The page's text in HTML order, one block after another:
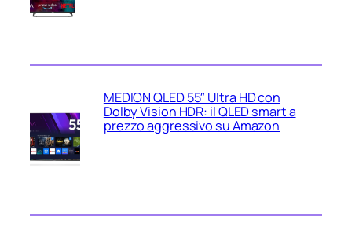
MEDION QLED 55″ Ultra HD con
Dolby Vision HDR: il QLED smart a
prezzo aggressivo su Amazon